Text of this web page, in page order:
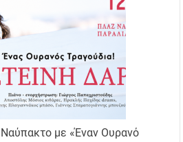
με «Έναν Ουρανό